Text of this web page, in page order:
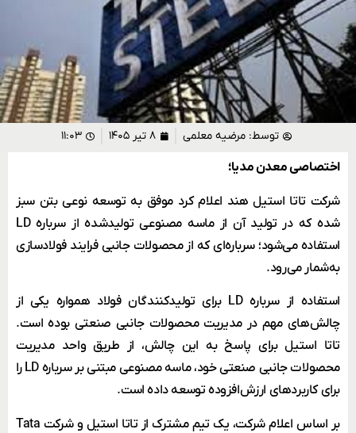
توسط: مرضیه معلمی ۸ تیر ۱۴۰۵ ۱۱:۰۳
اختصاصی معدن مدیا؛
شرکت تاتا استیل هند اعلام کرد موفق به توسعه نوعی بتن سبز
شده که در تولید آن از ماسه مصنوعی تولیدشده از سرباره LD
استفاده می‌شود؛ سرباره‌ای که از محصولات جانبی فرایند فولادسازی
به‌شمار می‌رود.
استفاده از سرباره LD برای تولیدکنندگان فولاد همواره یکی از
چالش‌های مهم در مدیریت محصولات جانبی صنعتی بوده است.
تاتا استیل برای پاسخ به این چالش، از طریق واحد مدیریت
محصولات جانبی صنعتی خود، ماسه مصنوعی مبتنی بر سرباره LD را
برای کاربردهای ارزش‌افزوده توسعه داده است.
بر اساس اعلام شرکت، یک تیم مشترک از تاتا استیل و شرکت Tata